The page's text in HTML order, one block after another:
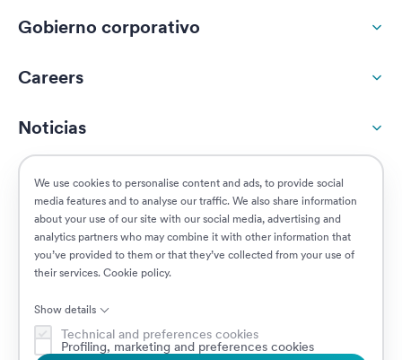
We use cookies to personalise content and ads, to provide social
media features and to analyse our traffic. We also share information
about your use of our site with our social media, advertising and
analytics partners who may combine it with other information that
you’ve provided to them or that they’ve collected from your use of
their services. Cookie policy.
Show details
Technical and preferences cookies
Profiling, marketing and preferences cookies
Gobierno corporativo
Careers
Noticias
Responsabilidad social
Clientes